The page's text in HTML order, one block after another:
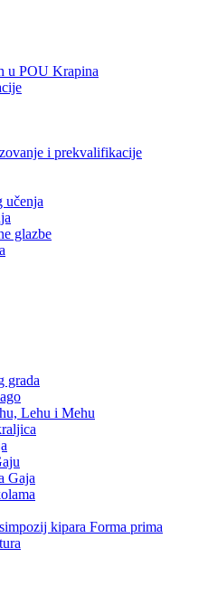
u POU Krapina
i prekvalifikacije
učenja
glazbe
grada
Lehu i Mehu
Gaja
kipara Forma prima